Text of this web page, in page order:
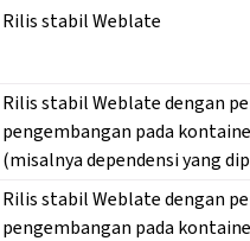
Rilis stabil Weblate
Rilis stabil Weblate dengan
pengembangan pada
(misalnya dependensi yang
Rilis stabil Weblate dengan
pengembangan pada